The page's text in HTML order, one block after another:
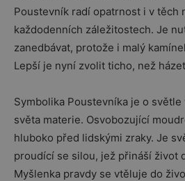
Poustevník radí opatrnost i v těch
každodenních záležitostech. Je
zanedbávat, protože i malý
Lepší je nyní zvolit ticho, než
Symbolika Poustevníka je o
světa materie. Osvobozující
hluboko před lidskými zraky. Je
proudící se silou, jež přináší život
Myšlenka pravdy se vtěluje do